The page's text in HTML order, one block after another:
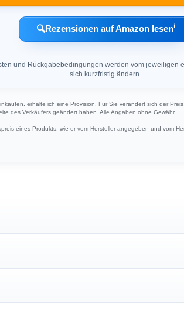
🔍Rezensionen auf Amazon lesenℹ︎
und Rückgabebedingungen werden vom jeweiligen
sich kurzfristig ändern.
erhalte ich eine Provision. Für Sie verändert sich der
des Verkäufers geändert haben. Alle Angaben ohne Gewähr.
eines Produkts, wie er vom Hersteller angegeben und vom